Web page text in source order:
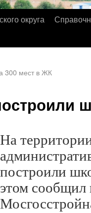
округа
300 мест в ЖК
На
построили
этом сообщил